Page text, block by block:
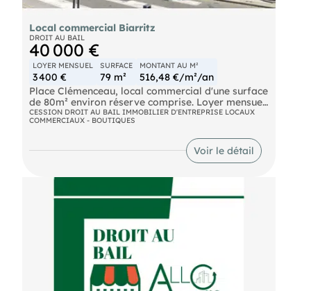
Local commercial Biarritz
DROIT AU BAIL
40 000 €
LOYER MENSUEL
3 400 €
SURFACE
79 m²
MONTANT AU M²
516,48 €/m²/an
Place Clémenceau, local commercial d'une surface
de 80m² environ réserve comprise. Loyer mensuel
3400 € HTplus un droit d'entrée
CESSION DROIT AU BAIL IMMOBILIER D'ENTREPRISE LOCAUX
COMMERCIAUX - BOUTIQUES
Voir le détail